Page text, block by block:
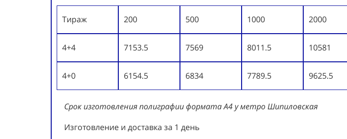
Тираж 200 500 1000 2000
4+4 7153.5 7569 8011.5 10581
4+0 6154.5 6834 7789.5 9625.5
Срок изготовления полиграфии формата А4 у метро Шипиловская
Изготовление и доставка за 1 день